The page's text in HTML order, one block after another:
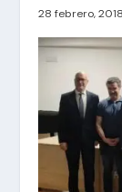
28 febrero, 2018